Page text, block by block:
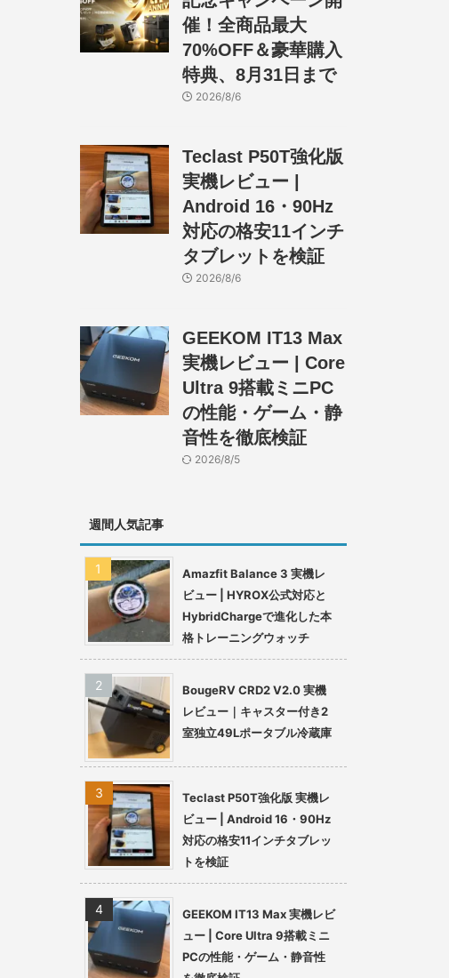
催！全商品最大
70%OFF＆豪華購入
特典、8月31日まで
2026/8/6
Teclast P50T強化版
実機レビュー |
Android 16・90Hz
対応の格安11インチ
タブレットを検証
2026/8/6
GEEKOM IT13 Max
実機レビュー | Core
Ultra 9搭載ミニPC
の性能・ゲーム・静
音性を徹底検証
2026/8/5
週間人気記事
Amazfit Balance 3 実機レ
ビュー | HYROX公式対応と
HybridChargeで進化した本
格トレーニングウォッチ
BougeRV CRD2 V2.0 実機
レビュー｜キャスター付き2
室独立49Lポータブル冷蔵庫
Teclast P50T強化版 実機レ
ビュー | Android 16・90Hz
対応の格安11インチタブレッ
トを検証
GEEKOM IT13 Max 実機レビ
ュー | Core Ultra 9搭載ミニ
PCの性能・ゲーム・静音性